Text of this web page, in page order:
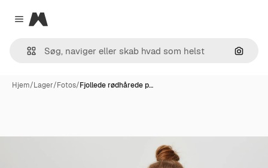
Close menu
Magnific
Søg
Hjem/Lager/Fotos/Fjollede rødhårede p…